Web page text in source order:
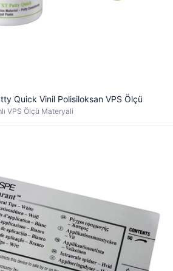
Quick Vinil Polisiloksan VPS Ölçü
VPS Ölçü Materyali